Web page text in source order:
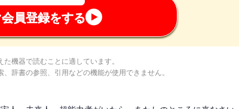
員登録をする
機器で読むことに適しています。
辞書の参照、引用などの機能が使用できません。